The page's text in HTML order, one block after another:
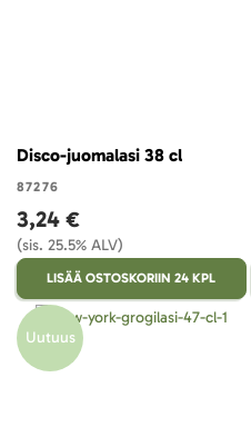
Disco-juomalasi 38 cl
87276
3,24 €
(sis. 25.5% ALV)
LISÄÄ OSTOSKORIIN 24 KPL
Uutuus